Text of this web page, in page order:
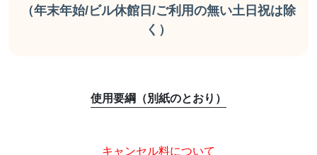
（年末年始/ビル休館日/ご利用の無い土日祝は除
く）
使用要綱（別紙のとおり）
キャンセル料について